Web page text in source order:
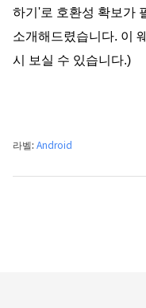
하기'로 호환성 확보가
소개해드렸습니다. 이
시 보실 수 있습니다.)
라벨: Android